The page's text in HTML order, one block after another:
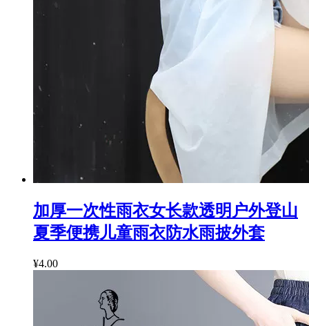
加厚一次性雨衣女长款透明户外登山
夏季便携儿童雨衣防水雨披外套
¥4.00